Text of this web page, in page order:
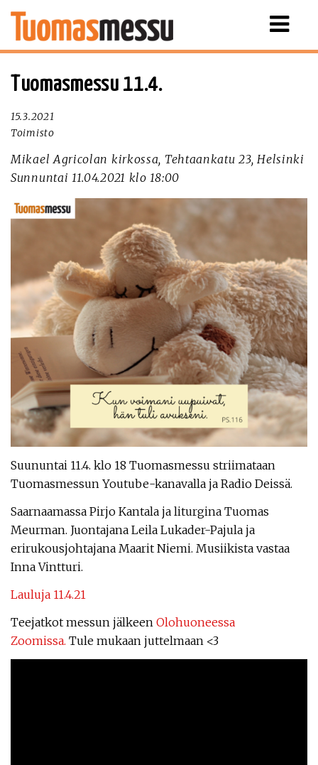
Näytä
Tuomasmessu 11.4.
15.3.2021
Toimisto
Mikael Agricolan kirkossa, Tehtaankatu 23, Helsinki
Sunnuntai 11.04.2021 klo 18:00
Suununtai 11.4. klo 18 Tuomasmessu striimataan
Tuomasmessun Youtube-kanavalla ja Radio Deissä.
Saarnaamassa Pirjo Kantala ja liturgina Tuomas
Meurman. Juontajana Leila Lukader-Pajula ja
erirukousjohtajana Maarit Niemi. Musiikista vastaa
Inna Vintturi.
Lauluja 11.4.21
Teejatkot messun jälkeen Olohuoneessa
Zoomissa. Tule mukaan juttelmaan <3